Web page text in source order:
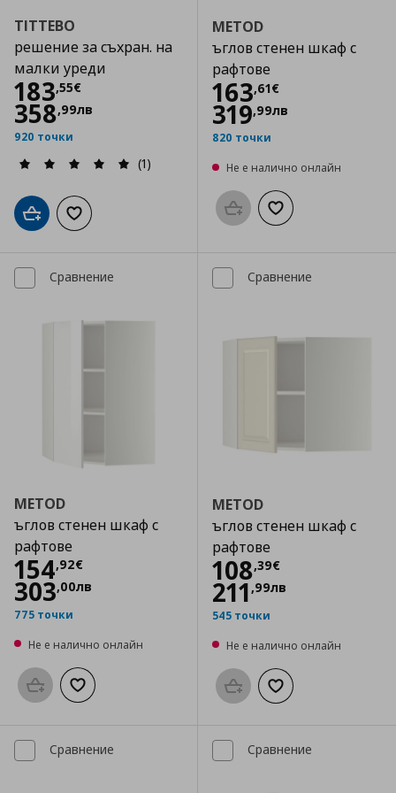
TITTEBO
решение за съхран. на
малки уреди
183,55€
Цена
358,99лв
920 точки
(1)
Добави в кошницата
Добави към списъка с любими
METOD
ъглов стенен шкаф с
рафтове
163,61€
Цена
319,99лв
820 точки
Не е налично онлайн
Προσθήκη στο καλάθι
Добави към
Сравнение
METOD
ъглов стенен шкаф с
рафтове
154,92€
Цена
303,00лв
775 точки
Не е налично онлайн
Προσθήκη στο καλάθι
Добави към списъка с любими
Сравнение
METOD
ъглов стенен шкаф с
рафтове
108,39€
Цена
211 ,99лв
545 точки
Не е налично онлайн
Προσθήκη στο καλάθι
Добави към
Сравнение Сравнение